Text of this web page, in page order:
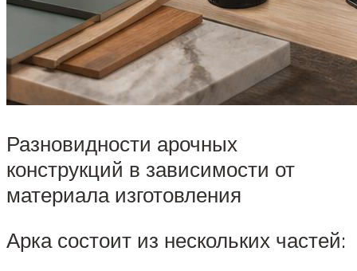
Разновидности арочных
конструкций в зависимости от
материала изготовления
Арка состоит из нескольких частей: